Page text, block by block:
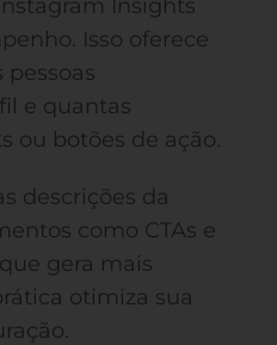
Insights
Isso oferece
pessoas
e quantas
ou botões de ação.
descrições da
como CTAs e
gera mais
otimiza sua